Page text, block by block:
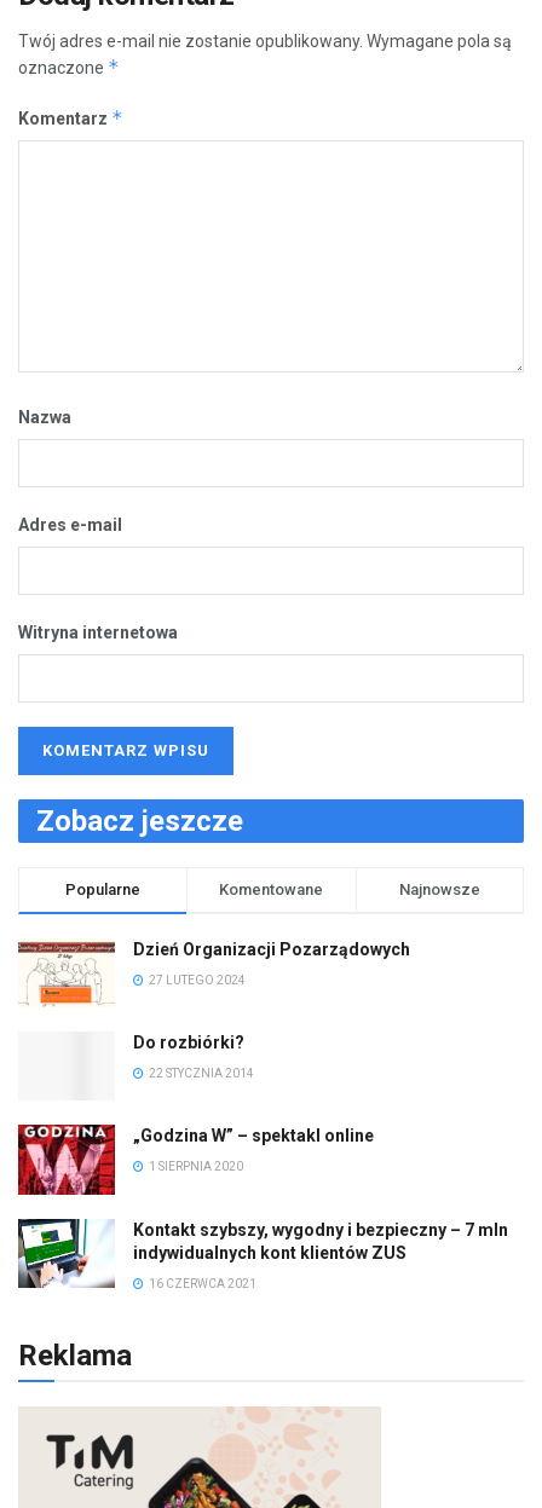
Twój adres e-mail nie zostanie opublikowany. Wymagane pola są
oznaczone *
Komentarz *
Nazwa
Adres e-mail
Witryna internetowa
Zobacz jeszcze
Popularne Komentowane Najnowsze
Dzień Organizacji Pozarządowych
27 LUTEGO 2024
Do rozbiórki?
22 STYCZNIA 2014
„Godzina W” – spektakl online
1 SIERPNIA 2020
Kontakt szybszy, wygodny i bezpieczny – 7 mln
indywidualnych kont klientów ZUS
16 CZERWCA 2021
Reklama